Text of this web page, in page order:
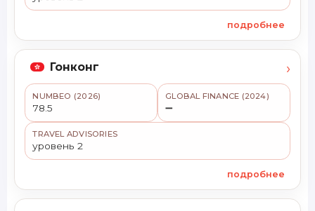
подробнее
Гонконг ›
NUMBEO (2026)
78.5
GLOBAL FINANCE (2024)
➖
TRAVEL ADVISORIES
уровень 2
подробнее